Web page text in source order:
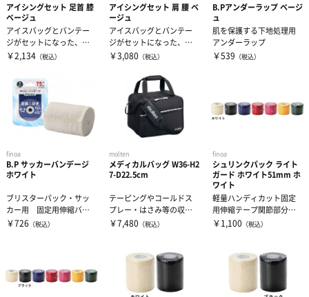
トレーニングジャージ
スウェット
ウィンドブレーカー・ピステ
コート
レディース＆ジュニア
リカバリーウェア
シューレース
タオル
リストバンド・ヘアバンド
その他
バランストレーニング
有酸素トレーニング
エクササイズマット
ケア・コンディション
アイシングセット 足首 膝
ベージュ
アイスバッグとバンテー
ジがセットになった、ア
スレチックトレーナーが
￥2,134 （税込）
アイシングセット 肩 腰 ベ
ージュ
アイスバッグとバンテー
ジがセットになった、ア
スレチックトレーナーが
￥3,080 （税込）
B.Pアンダーラップ ベージ
ュ
肌を保護する下地処理用
アンダーラップ
￥539 （税込）
finoa
B.P サッカーバンデージ
ホワイト
ブリスターパック・サッ
カー用 固定用伸縮バン
デージ•サッカーに最適な
￥726 （税込）
molten
メディカルバッグ W36-H2
7-D22.5cm
テーピングやコールドス
プレー・はさみ等の収納
に便利なちょうどいいサ
￥7,480 （税込）
finoa
シュリンクパック ライト
ガード ホワイト51mm ホ
ワイト
軽量ハンディカット固定
用伸縮テープ関節部分か
ら筋肉まで、様々な部位
￥1,100 （税込）